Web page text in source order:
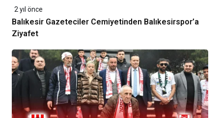
2 yıl önce
Balıkesir Gazeteciler Cemiyetinden Balıkesirspor’a
Ziyafet